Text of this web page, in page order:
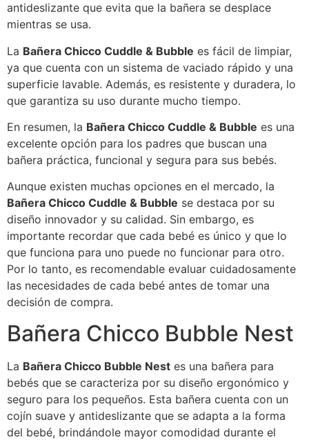
antideslizante que evita que la bañera se desplace
mientras se usa.
La Bañera Chicco Cuddle & Bubble es fácil de limpiar,
ya que cuenta con un sistema de vaciado rápido y una
superficie lavable. Además, es resistente y duradera, lo
que garantiza su uso durante mucho tiempo.
En resumen, la Bañera Chicco Cuddle & Bubble es una
excelente opción para los padres que buscan una
bañera práctica, funcional y segura para sus bebés.
Aunque existen muchas opciones en el mercado, la
Bañera Chicco Cuddle & Bubble se destaca por su
diseño innovador y su calidad. Sin embargo, es
importante recordar que cada bebé es único y que lo
que funciona para uno puede no funcionar para otro.
Por lo tanto, es recomendable evaluar cuidadosamente
las necesidades de cada bebé antes de tomar una
decisión de compra.
Bañera Chicco Bubble Nest
La Bañera Chicco Bubble Nest es una bañera para
bebés que se caracteriza por su diseño ergonómico y
seguro para los pequeños. Esta bañera cuenta con un
cojín suave y antideslizante que se adapta a la forma
del bebé, brindándole mayor comodidad durante el